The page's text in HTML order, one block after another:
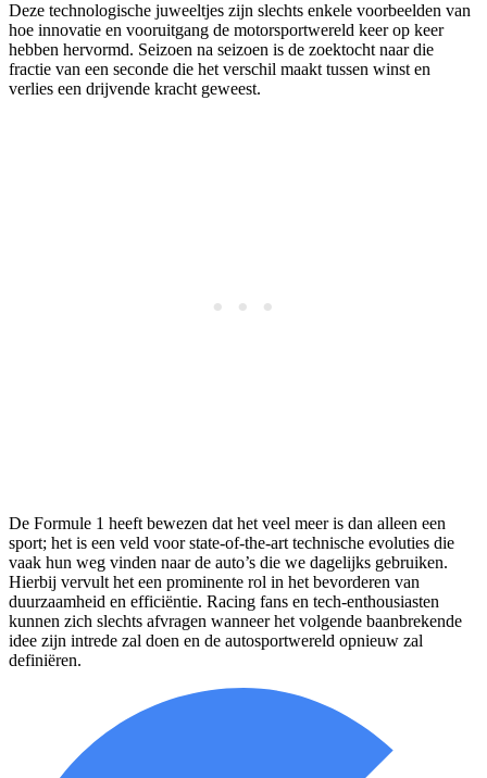
Deze technologische juweeltjes zijn slechts enkele voorbeelden van
hoe innovatie en vooruitgang de motorsportwereld keer op keer
hebben hervormd. Seizoen na seizoen is de zoektocht naar die
fractie van een seconde die het verschil maakt tussen winst en
verlies een drijvende kracht geweest.
De Formule 1 heeft bewezen dat het veel meer is dan alleen een
sport; het is een veld voor state-of-the-art technische evoluties die
vaak hun weg vinden naar de auto’s die we dagelijks gebruiken.
Hierbij vervult het een prominente rol in het bevorderen van
duurzaamheid en efficiëntie. Racing fans en tech-enthousiasten
kunnen zich slechts afvragen wanneer het volgende baanbrekende
idee zijn intrede zal doen en de autosportwereld opnieuw zal
definiëren.